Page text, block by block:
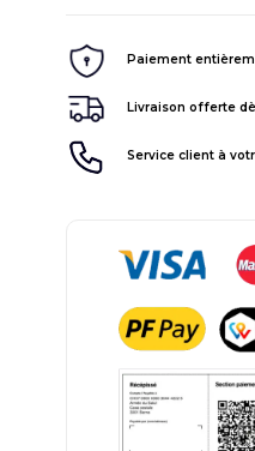
Paiement
Livraison offerte
Service client à